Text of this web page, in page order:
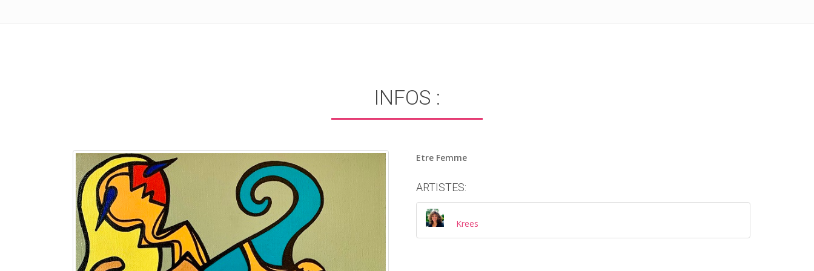
INFOS :
Etre Femme
ARTISTES:
Krees